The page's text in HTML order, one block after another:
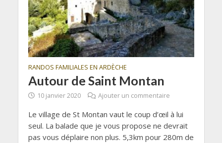
RANDOS FAMILIALES EN ARDÈCHE
Autour de Saint Montan
10 janvier 2020 Ajouter un commentaire
Le village de St Montan vaut le coup d’œil à lui
seul. La balade que je vous propose ne devrait
pas vous déplaire non plus. 5,3km pour 280m de